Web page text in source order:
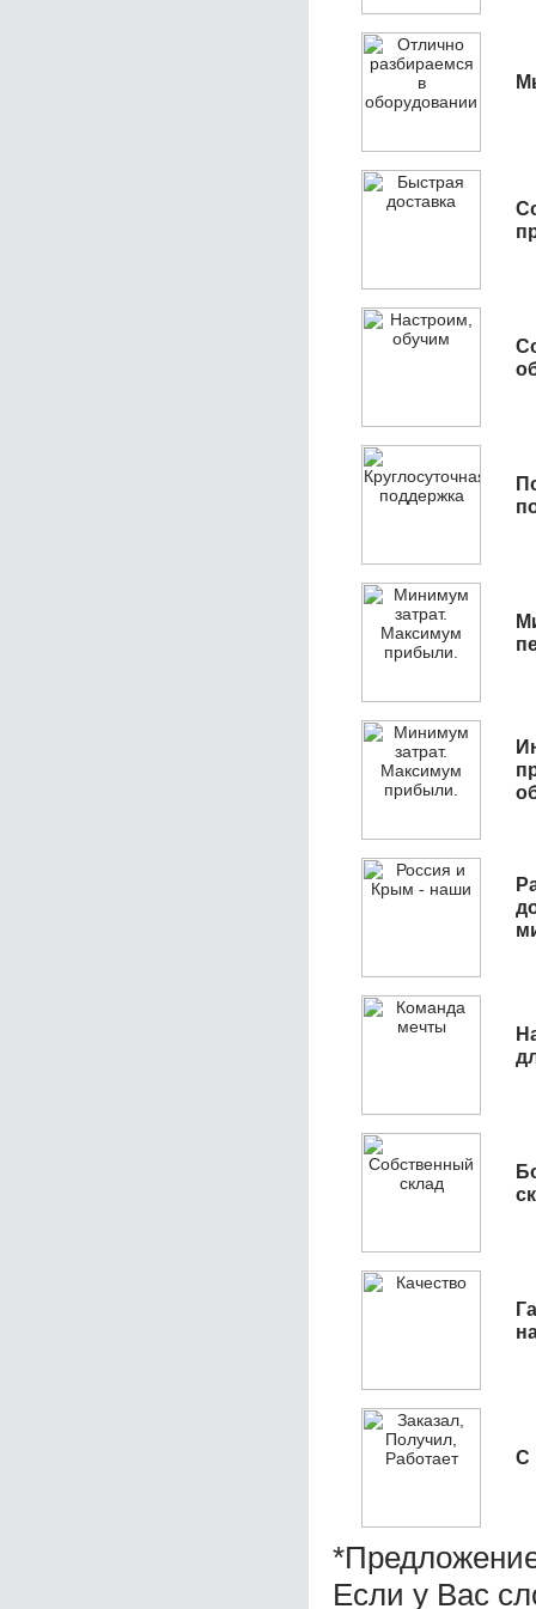
С
Если у Вас